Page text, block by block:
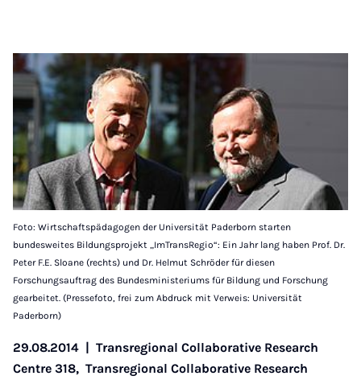
Foto: Wirtschaftspädagogen der Universität Paderborn starten
bundesweites Bildungsprojekt „ImTransRegio“: Ein Jahr lang haben Prof. Dr.
Peter F.E. Sloane (rechts) und Dr. Helmut Schröder für diesen
Forschungsauftrag des Bundesministeriums für Bildung und Forschung
gearbeitet. (Pressefoto, frei zum Abdruck mit Verweis: Universität
Paderborn)
29.08.2014 | Transregional Collaborative Research
Centre 318, Transregional Collaborative Research